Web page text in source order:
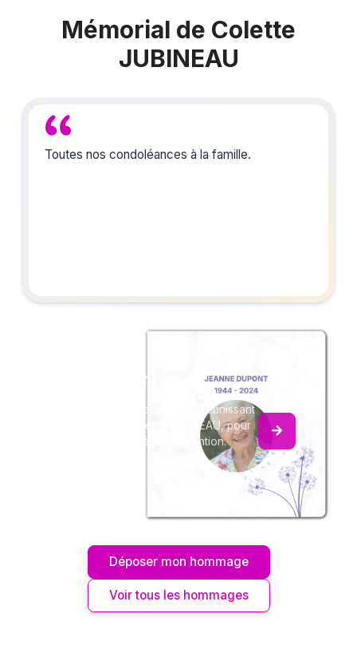
Mémorial de Colette
JUBINEAU
Toutes nos condoléances à la famille.
du souvenir
Créez un album collaboratif en réunissant
les hommages à Colette JUBINEAU, pour
vous ou pour une délicate attention.
Déposer mon hommage
Voir tous les hommages